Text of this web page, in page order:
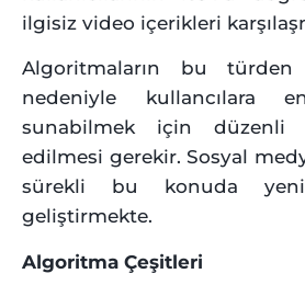
ilgisiz video içerikleri
Algoritmaların bu türden
nedeniyle kullancılara
sunabilmek için düzenli
edilmesi gerekir. Sosyal
sürekli bu konuda yeni
geliştirmekte.
Algoritma Çeşitleri